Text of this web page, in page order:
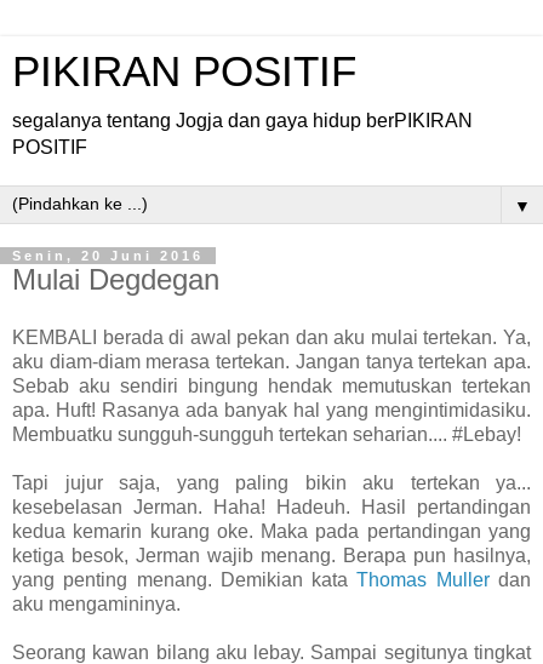
PIKIRAN POSITIF
segalanya tentang Jogja dan gaya hidup berPIKIRAN
POSITIF
▼
Senin, 20 Juni 2016
Mulai Degdegan
KEMBALI berada di awal pekan dan aku mulai tertekan. Ya,
aku diam-diam merasa tertekan. Jangan tanya tertekan apa.
Sebab aku sendiri bingung hendak memutuskan tertekan
apa. Huft! Rasanya ada banyak hal yang mengintimidasiku.
Membuatku sungguh-sungguh tertekan seharian.... #Lebay!
Tapi jujur saja, yang paling bikin aku tertekan ya...
kesebelasan Jerman. Haha! Hadeuh. Hasil pertandingan
kedua kemarin kurang oke. Maka pada pertandingan yang
ketiga besok, Jerman wajib menang. Berapa pun hasilnya,
yang penting menang. Demikian kataThomas Mullerdan
aku mengamininya.
Seorang kawan bilang aku lebay. Sampai segitunya tingkat